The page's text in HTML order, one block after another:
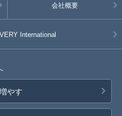
会社概要
International
やす